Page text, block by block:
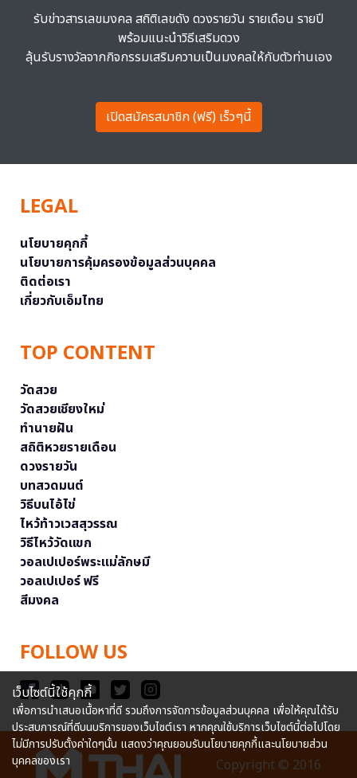
รับข่าวสารเลขมงคล สถิติเลขดัง ดวงรายวัน รายเดือน รายปี
พร้อมแนะนำวิธีเสริมดวง
ลุ้นรับรางวัลจากกิจกรรมเสริมความเป็นมงคลให้กับตัวท่านเอง
เปิดสมัครสมาชิก (ฟรี) เร็วๆนี้
LEGAL
นโยบายคุกกี้
นโยบายการคุ้มครองข้อมูลส่วนบุคคล
ติดต่อเรา
เกี่ยวกับเอ็มไทย
TOP CONTENT
วัดสวย
วัดสวยเชียงใหม่
ทำนายฝัน
สถิติหวยรายเดือน
ดวงรายวัน
บทสวดมนต์
วิธีบนไอ้ไข่
ไหว้ท้าวเวสสุวรรณ
วิธีไหว้วัดแขก
วอลเปเปอร์พระแม่ลักษมี
วอลเปเปอร์ ฟรี
สีมงคล
FOLLOW US
Copyright © 2016
เว็บไซต์นี้ใช้คุกกี้
เพื่อการนำเสนอเนื้อหาที่ดี รวมถึงการจัดการข้อมูลส่วนบุคคล เพื่อให้คุณได้รับ
ประสบการณ์ที่ดีบนบริการของเว็บไซต์เรา หากคุณใช้บริการเว็บไซต์นี้ต่อไปโดย
ไม่มีการปรับตั้งค่าใดๆนั้น แสดงว่าคุณยอมรับนโยบายคุกกี้และนโยบายส่วน
บุคคลของเรา